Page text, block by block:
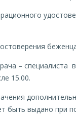
– специалиста
15.00.
быть выдано при